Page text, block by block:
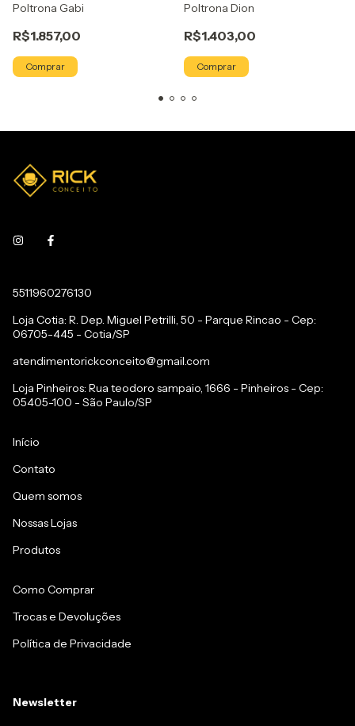
Poltrona Gabi
R$1.857,00
Comprar
Poltrona Dion
R$1.403,00
Comprar
5511960276130
Loja Cotia: R. Dep. Miguel Petrilli, 50 - Parque Rincao - Cep:
06705-445 - Cotia/SP
atendimentorickconceito@gmail.com
Loja Pinheiros: Rua teodoro sampaio, 1666 - Pinheiros - Cep:
05405-100 - São Paulo/SP
Início
Contato
Quem somos
Nossas Lojas
Produtos
Como Comprar
Trocas e Devoluções
Política de Privacidade
Newsletter